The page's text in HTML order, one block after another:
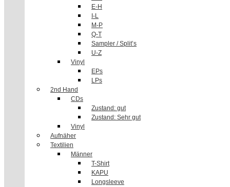
E-H
I-L
M-P
Q-T
Sampler / Split’s
U-Z
Vinyl
EPs
LPs
2nd Hand
CDs
Zustand: gut
Zustand: Sehr gut
Vinyl
Aufnäher
Textilien
Männer
T-Shirt
KAPU
Longsleeve